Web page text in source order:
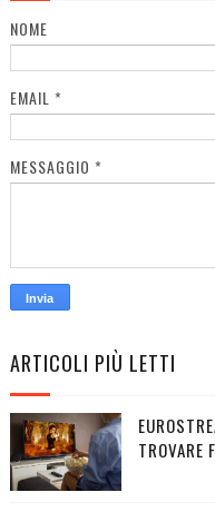
NOME
EMAIL *
MESSAGGIO *
ARTICOLI PIÙ LETTI
TROVARE